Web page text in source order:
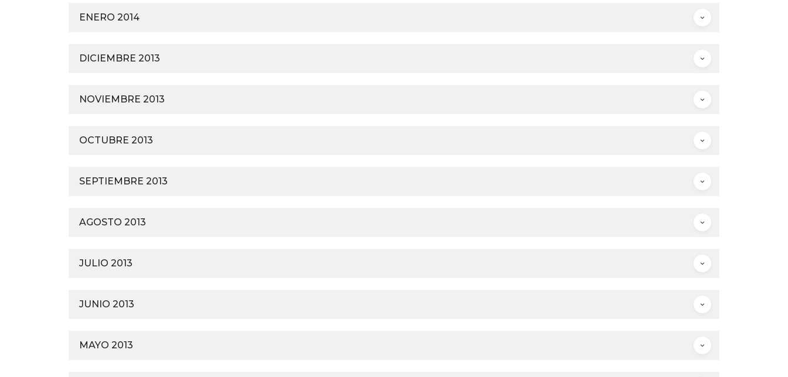
ENERO 2014
DICIEMBRE 2013
NOVIEMBRE 2013
OCTUBRE 2013
SEPTIEMBRE 2013
AGOSTO 2013
JULIO 2013
JUNIO 2013
MAYO 2013